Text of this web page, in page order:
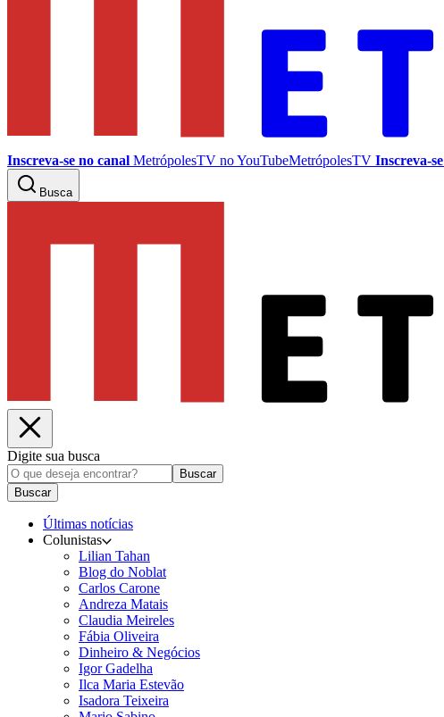
Inscreva-se no canal MetrópolesTV noYouTubeMetrópolesTV Inscreva-se
Busca
Digite sua busca
Buscar
Buscar
Últimas notícias
Colunistas
Lilian Tahan
Blog do Noblat
Carlos Carone
Andreza Matais
Claudia Meireles
Fábia Oliveira
Dinheiro & Negócios
Igor Gadelha
Ilca Maria Estevão
Isadora Teixeira